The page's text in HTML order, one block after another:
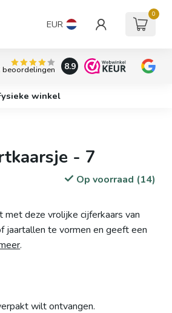
EUR
0
beoordelingen 8.9
winkel
- 7
Op voorraad (14)
deze vrolijke cijferkaars van
jaartallen te vormen en geeft een
.
wilt ontvangen.